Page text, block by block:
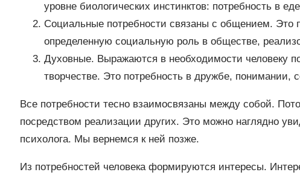
уровне биологических инстинктов: потребность в
Социальные потребности связаны с общением. Это
определенную социальную роль в обществе,
Духовные. Выражаются в необходимости человеку
творчестве. Это потребность в дружбе, понимании,
Все потребности тесно взаимосвязаны между собой.
посредством реализации других. Это можно наглядно
психолога. Мы вернемся к ней позже.
Из потребностей человека формируются интересы.